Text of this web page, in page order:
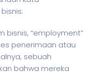
bisnis:
bisnis, “employment”
penerimaan atau
sebuah
bahwa mereka